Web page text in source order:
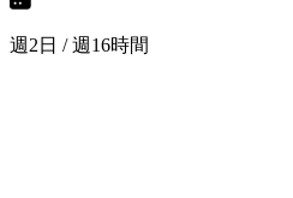
週2日 / 週16時間